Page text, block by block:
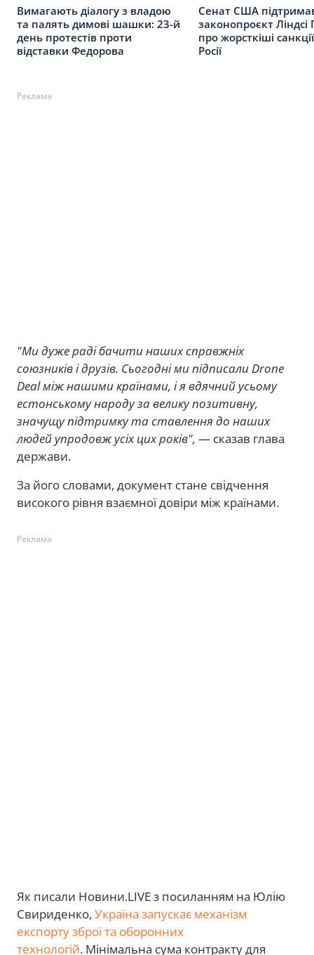
Вимагають діалогу з владою
та палять димові шашки: 23-й
день протестів проти
відставки Федорова
Сенат США
законопроєкт Ліндсі
про жорсткіші
Росії
Реклама
"Ми дуже раді бачити наших справжніх
союзників і друзів. Сьогодні ми підписали Drone
Deal між нашими країнами, і я вдячний усьому
естонському народу за велику позитивну,
значущу підтримку та ставлення до наших
людей упродовж усіх цих років", — сказав глава
держави.
За його словами, документ стане свідчення
високого рівня взаємної довіри між країнами.
Реклама
Як писали Новини.LIVE з посиланням на Юлію
Свириденко, Україна запускає механізм
експорту зброї та оборонних
технологій. Мінімальна сума контракту для